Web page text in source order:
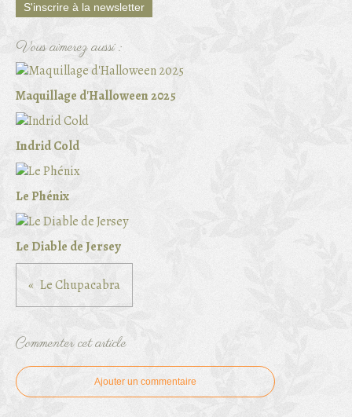
S'inscrire à la newsletter
Vous aimerez aussi :
Maquillage d'Halloween 2025
Indrid Cold
Le Phénix
Le Diable de Jersey
Le Chupacabra
Commenter cet article
Ajouter un commentaire